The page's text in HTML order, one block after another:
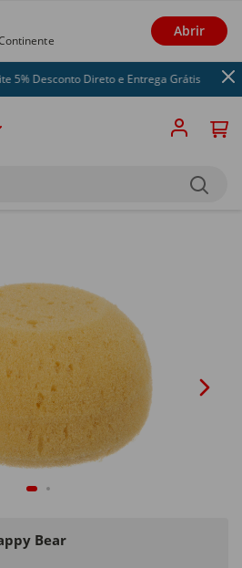
Abrir
Desconto Direto e Entrega Grátis
Bear